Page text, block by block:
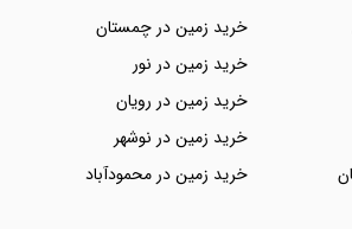
خرید زمین در چمستان
خرید زمین در نور
خرید زمین در رویان
خرید زمین در نوشهر
خرید زمین در محمودآباد